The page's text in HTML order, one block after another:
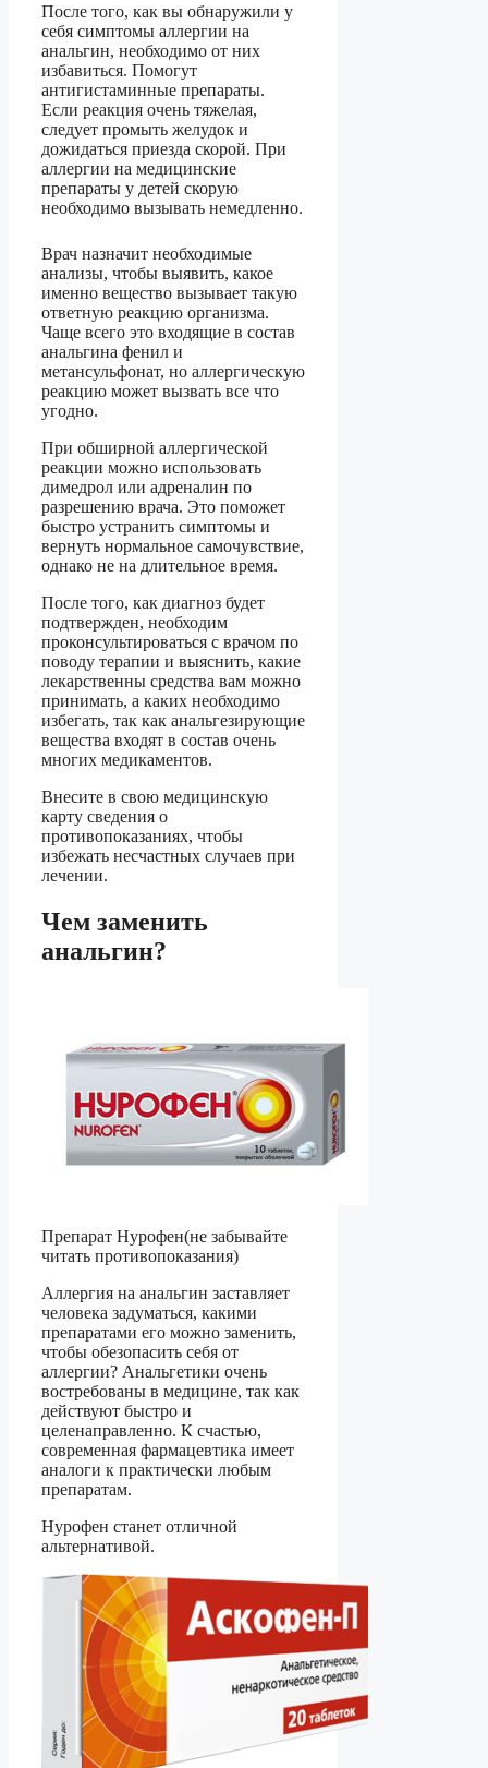
После того, как вы обнаружили у
себя симптомы аллергии на
анальгин, необходимо от них
избавиться. Помогут
антигистаминные препараты.
Если реакция очень тяжелая,
следует промыть желудок и
дожидаться приезда скорой. При
аллергии на медицинские
препараты у детей скорую
необходимо вызывать немедленно.
Врач назначит необходимые
анализы, чтобы выявить, какое
именно вещество вызывает такую
ответную реакцию организма.
Чаще всего это входящие в состав
анальгина фенил и
метансульфонат, но аллергическую
реакцию может вызвать все что
угодно.
При обширной аллергической
реакции можно использовать
димедрол или адреналин по
разрешению врача. Это поможет
быстро устранить симптомы и
вернуть нормальное самочувствие,
однако не на длительное время.
После того, как диагноз будет
подтвержден, необходим
проконсультироваться с врачом по
поводу терапии и выяснить, какие
лекарственны средства вам можно
принимать, а каких необходимо
избегать, так как анальгезирующие
вещества входят в состав очень
многих медикаментов.
Внесите в свою медицинскую
карту сведения о
противопоказаниях, чтобы
избежать несчастных случаев при
лечении.
Чем заменить
анальгин?
Препарат Нурофен(не забывайте
читать противопоказания)
Аллергия на анальгин заставляет
человека задуматься, какими
препаратами его можно заменить,
чтобы обезопасить себя от
аллергии? Анальгетики очень
востребованы в медицине, так как
действуют быстро и
целенаправленно. К счастью,
современная фармацевтика имеет
аналоги к практически любым
препаратам.
Нурофен станет отличной
альтернативой.